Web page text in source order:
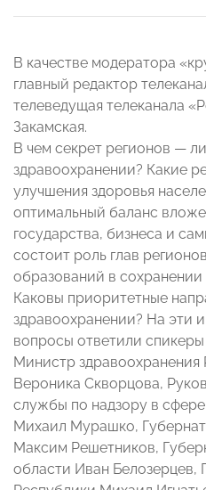
В качестве модератора
главный редактор
телеведущая телеканала
Закамская.
В чем секрет регионов —
здравоохранении? Какие
улучшения здоровья
оптимальный баланс
государства, бизнеса и
состоит роль глав
образований в сохранении
Каковы приоритетные
здравоохранении? На эти
вопросы ответили спикеры
Министр
Вероника Скворцова,
службы по надзору в
Михаил Мурашко,
Максим Решетников,
области Иван Белозерцев,